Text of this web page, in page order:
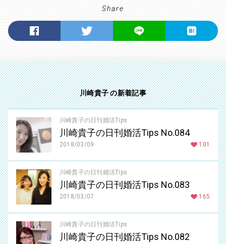
Share
川崎貴子 の新着記事
川崎貴子の日刊婚活Tips
川崎貴子の日刊婚活Tips No.084
2018/03/09 101
川崎貴子の日刊婚活Tips
川崎貴子の日刊婚活Tips No.083
2018/03/07 165
川崎貴子の日刊婚活Tips
川崎貴子の日刊婚活Tips No.082